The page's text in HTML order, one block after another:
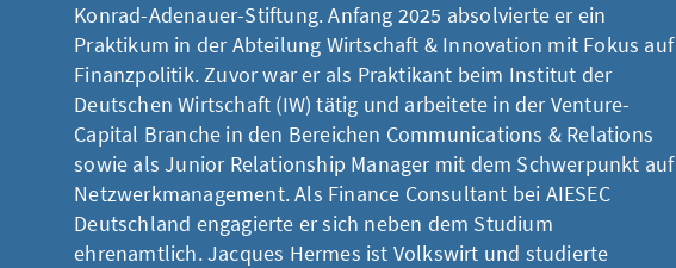
Konrad-Adenauer-Stiftung. Anfang 2025 absolvierte er ein
Praktikum in der Abteilung Wirtschaft & Innovation mit Fokus auf
Finanzpolitik. Zuvor war er als Praktikant beim Institut der
Deutschen Wirtschaft (IW) tätig und arbeitete in der Venture-
Capital Branche in den Bereichen Communications & Relations
sowie als Junior Relationship Manager mit dem Schwerpunkt auf
Netzwerkmanagement. Als Finance Consultant bei AIESEC
Deutschland engagierte er sich neben dem Studium
ehrenamtlich. Jacques Hermes ist Volkswirt und studierte